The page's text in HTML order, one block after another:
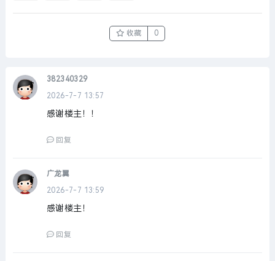
收藏 0
382340329
2026-7-7 13:57
感谢楼主！！
回复
广龙翼
2026-7-7 13:59
感谢楼主！
回复